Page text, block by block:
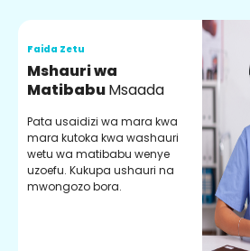
Faida Zetu
Mshauri wa
MatibabuMsaada
Pata usaidizi wa mara kwa
mara kutoka kwa washauri
wetu wa matibabu wenye
uzoefu. Kukupa ushauri na
mwongozo bora.